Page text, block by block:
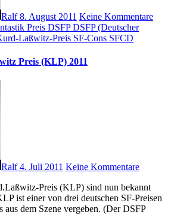
Ralf8. August 2011 Keine Kommentare
Preis DSFPDSFP (Deutscher
Laßwitz-Preis SF-Cons SFCD
Preis (KLP) 2011
Ralf4. Juli 2011 Keine Kommentare
ist einer von drei deutschen SF-Preisen
dem Szene vergeben. (Der DSFP